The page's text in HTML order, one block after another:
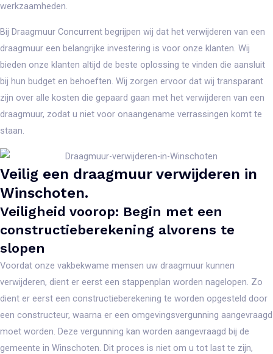
werkzaamheden.
Bij Draagmuur Concurrent begrijpen wij dat het verwijderen van een
draagmuur een belangrijke investering is voor onze klanten. Wij
bieden onze klanten altijd de beste oplossing te vinden die aansluit
bij hun budget en behoeften. Wij zorgen ervoor dat wij transparant
zijn over alle kosten die gepaard gaan met het verwijderen van een
draagmuur, zodat u niet voor onaangename verrassingen komt te
staan.
Veilig een draagmuur verwijderen in
Winschoten.
Veiligheid voorop: Begin met een
constructieberekening alvorens te
slopen
Voordat onze vakbekwame mensen uw draagmuur kunnen
verwijderen, dient er eerst een stappenplan worden nagelopen. Zo
dient er eerst een constructieberekening te worden opgesteld door
een constructeur, waarna er een omgevingsvergunning aangevraagd
moet worden. Deze vergunning kan worden aangevraagd bij de
gemeente in Winschoten. Dit proces is niet om u tot last te zijn,